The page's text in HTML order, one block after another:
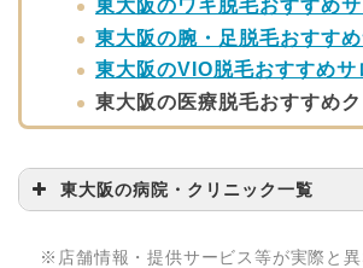
東大阪のワキ脱毛おすすめ
東大阪の腕・足脱毛おすす
東大阪のVIO脱毛おすすめサ
東大阪の医療脱毛おすすめ
東大阪の病院・クリニック一覧
※店舗情報・提供サービス等が実際と